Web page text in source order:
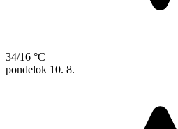
34/16 °C
pondelok 10. 8.